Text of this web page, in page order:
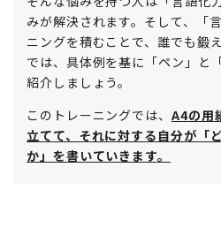
みが解決されます。そして、「
ニングを積むことで、誰でも鍛
では、具体例を基に「ペン」と
紹介しましょう。
このトレーニングでは、 A4の用
立てて、それに対する自分が「
か」を書いていきます。